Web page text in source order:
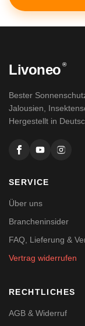
Livoneo ®
Bester
Jalousien,
Hergestellt in
SERVICE
Über uns
Brancheninsider
FAQ, Lieferung &
Vertrag widerrufen
RECHTLICHES
AGB & Widerruf